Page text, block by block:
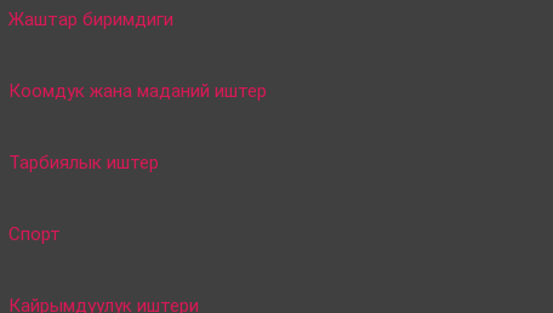
Жаштар биримдиги
Коомдук жана маданий иштер
Тарбиялык иштер
Спорт
Кайрымдуулук иштери